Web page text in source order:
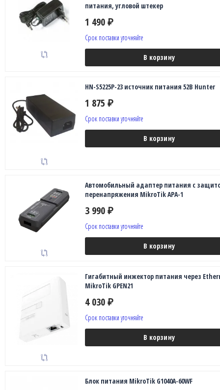
питания, угловой штекер
1 490 ₽
Срок поставки уточняйте
В корзину
HN-S5225P-23 источник питания 52В Hunter
1 875 ₽
Срок поставки уточняйте
В корзину
Автомобильный адаптер питания с
перенапряжения MikroTik APA-1
3 990 ₽
Срок поставки уточняйте
В корзину
Гигабитный инжектор питания через
MikroTik GPEN21
4 030 ₽
Срок поставки уточняйте
В корзину
Блок питания MikroTik G1040A-60WF